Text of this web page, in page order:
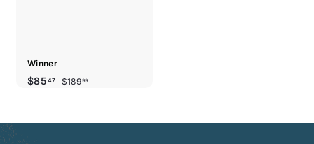
Winner
Prix
$85 47$85.47
Prix
$18999$189.99